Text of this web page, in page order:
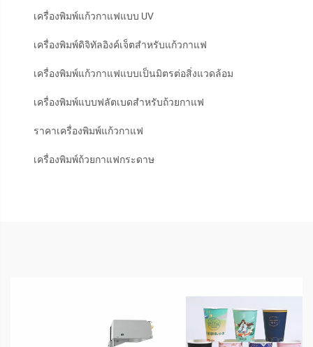
เครื่องพิมพ์แก้วกาแฟแบบ UV
เครื่องพิมพ์ดิจิทัลอิงค์เจ็ตสำหรับแก้วกาแฟ
เครื่องพิมพ์แก้วกาแฟแบบเป็นมิตรต่อสิ่งแวดล้อม
เครื่องพิมพ์แบบฟลัตเบดสำหรับถ้วยกาแฟ
ราคาเครื่องพิมพ์แก้วกาแฟ
เครื่องพิมพ์ถ้วยกาแฟกระดาษ